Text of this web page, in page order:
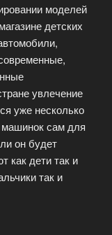
моделей
детских
увлечение
уже несколько
сам для
он будет
как дети так и
так и